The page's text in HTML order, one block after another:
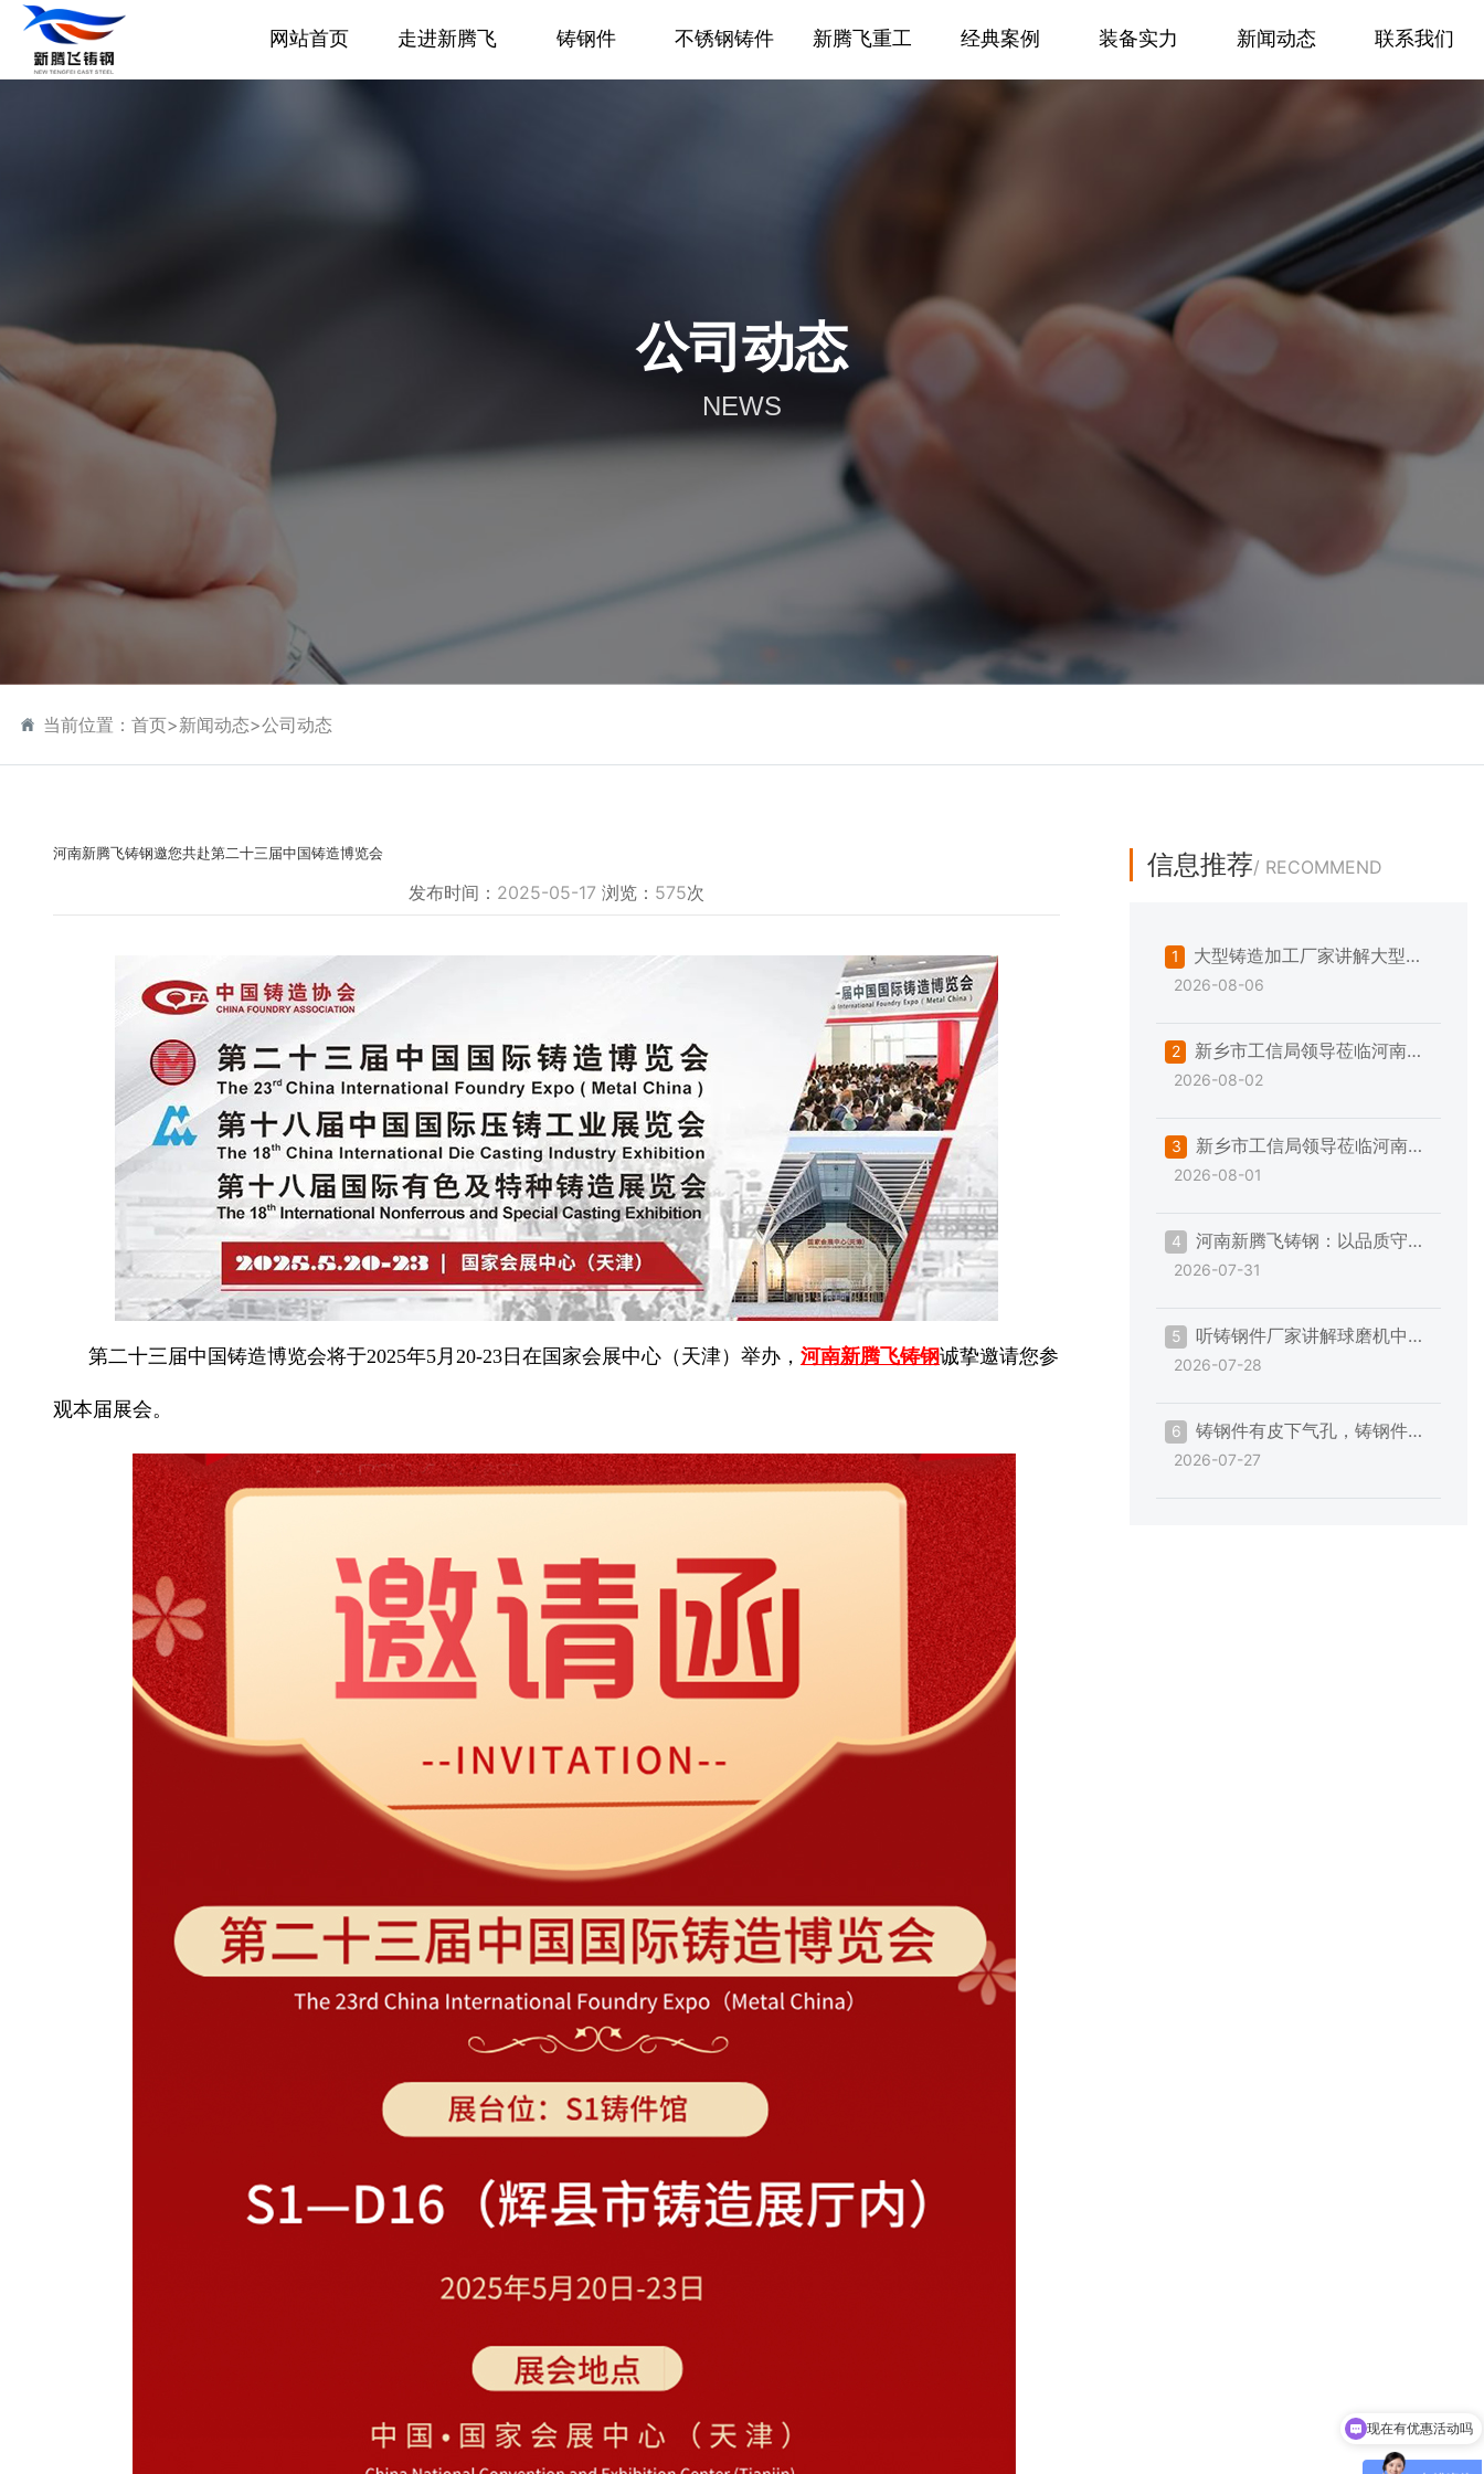
网站首页 走进新腾飞 铸钢件 不锈钢铸件 新腾飞重工 经典案例 装备实力 新闻动态 联系我们
公司动态
NEWS
当前位置： 首页>新闻动态>公司动态
河南新腾飞铸钢邀您共赴第二十三届中国铸造博览会
发布时间： 2025-05-17 浏览： 575次
第二十三届中国铸造博览会将于2025年5月20-23日在国家会展中心（天津）举办， 河南新腾飞铸钢诚挚邀请您参
观本届展会。
信息推荐/ RECOMMEND
1
大型铸造加工厂家讲解大型铸
钢件铸造与精加工的一些注意事项
2026-08-06
2
新乡市工信局领导莅临河南新
腾飞帮扶指导“三规范一提升”专项
2026-08-02
3
新乡市工信局领导莅临河南新
腾飞帮扶指导“三规范一提升”专项
2026-08-01
4
河南新腾飞铸钢：以品质守承
诺，以服务赢信赖
2026-07-31
5
听铸钢件厂家讲解球磨机中空
轴加工的一些事
2026-07-28
6
铸钢件有皮下气孔，铸钢件厂
家的解决措施是？
2026-07-27
可以介绍下你们的产品么